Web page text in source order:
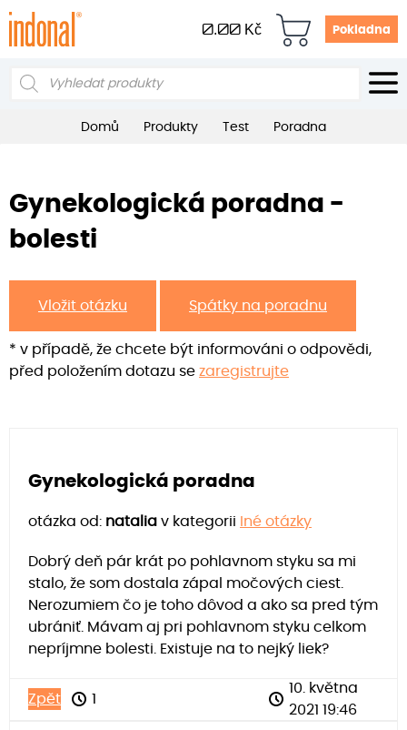
0.00 Kč Pokladna
Products
Domů Produkty Test Poradna
Gynekologická poradna -
bolesti
Vložit otázku Spátky na poradnu
* v případě, že chcete být informováni o odpovědi,
před položením dotazu se zaregistrujte
Gynekologická poradna
otázka od: natalia v kategorii Iné otázky
Dobrý deň pár krát po pohlavnom styku sa mi
stalo, že som dostala zápal močových ciest.
Nerozumiem čo je toho dôvod a ako sa pred tým
ubrániť. Mávam aj pri pohlavnom styku celkom
nepríjmne bolesti. Existuje na to nejký liek?
Zpět 1
10. května
2021 19:46